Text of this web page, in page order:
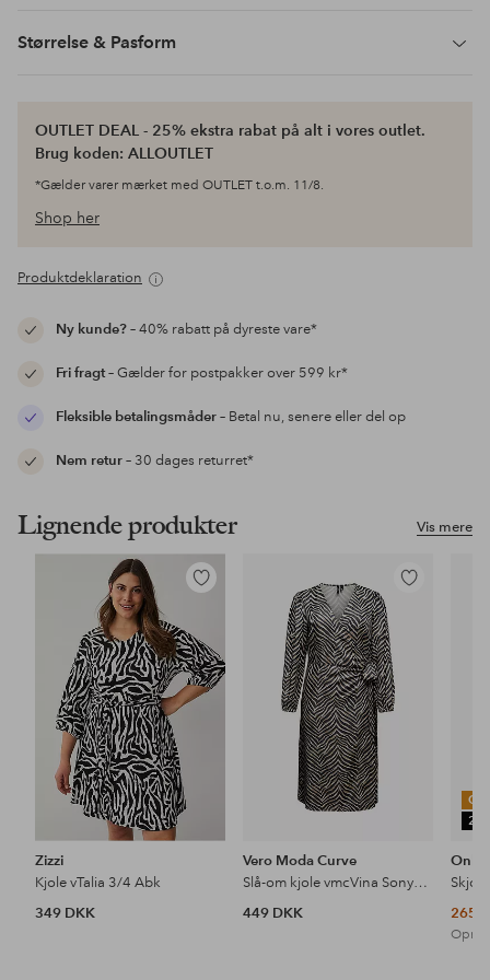
Størrelse & Pasform
OUTLET DEAL - 25% ekstra rabat på alt i vores outlet.
Brug koden: ALLOUTLET
*Gælder varer mærket med OUTLET t.o.m. 11/8.
Shop her
Produktdeklaration
Ny kunde?– 40% rabatt på dyreste vare*
Fri fragt– Gælder for postpakker over 599 kr*
Fleksible betalingsmåder– Betal nu, senere eller del op
Nem retur– 30 dages returret*
Vis mere
Lignende produkter
Tilføj
favoritter
Zizzi
Kjole vTalia 3/4 Abk
349 DKK
Tilføj
Vero Moda Curve
Slå-om kjole vmcVina Sonya LS Calf Dress Wvn GA
449 DKK
Only
265